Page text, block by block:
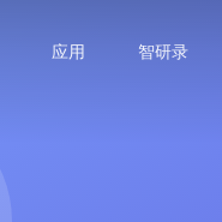
应用 智研录